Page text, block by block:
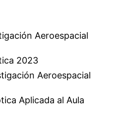
Aeroespacial
2023
Aeroespacial
Aplicada al Aula